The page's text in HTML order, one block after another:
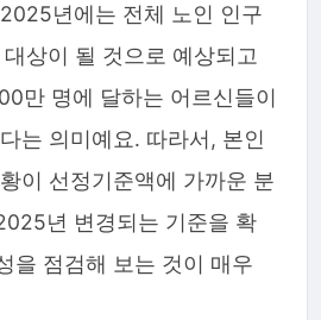
년에는 전체 노인 인구
상이 될 것으로 예상되고
만 명에 달하는 어르신들이
는 의미예요. 따라서, 본인
이 선정기준액에 가까운 분
년 변경되는 기준을 확
을 점검해 보는 것이 매우